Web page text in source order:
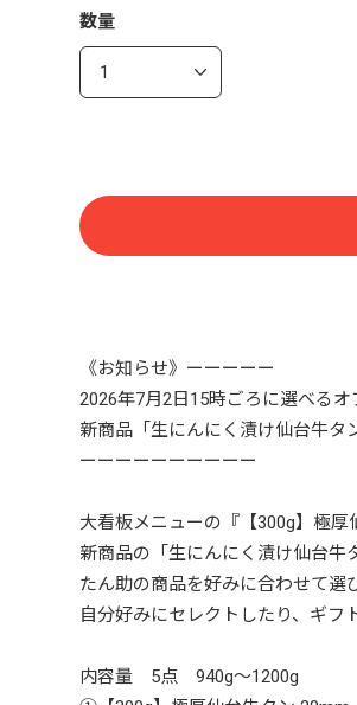
数量
《お知らせ》ーーーーー
2026年7月2日15時ごろに選べる
新商品「生にんにく漬け仙台牛タ
ーーーーーーーーーー
大看板メニューの『【300g】極
新商品の「生にんにく漬け仙台牛
たん助の商品を好みに合わせて選
自分好みにセレクトしたり、ギフ
内容量 5点 940g～1200g